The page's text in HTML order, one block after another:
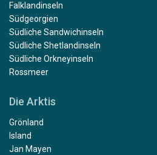
Falklandinseln
Südgeorgien
Südliche Sandwichinseln
Südliche Shetlandinseln
Südliche Orkneyinseln
Rossmeer
Die Arktis
Grönland
Island
Jan Mayen